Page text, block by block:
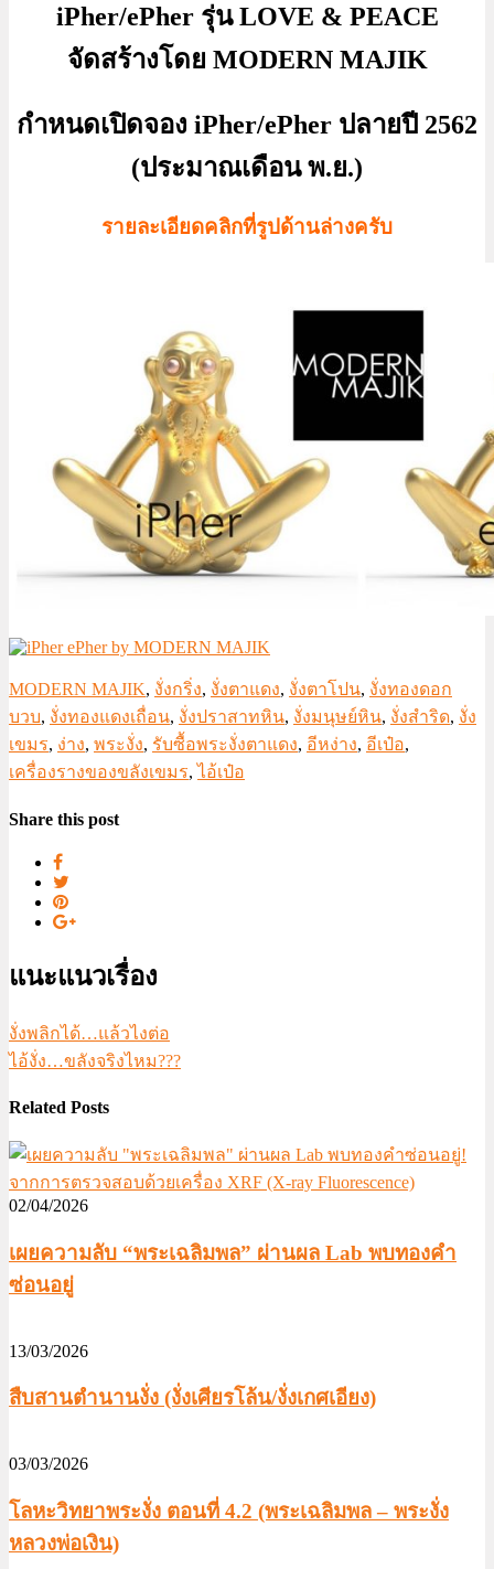
iPher/ePher รุ่น LOVE & PEACE
จัดสร้างโดย MODERN MAJIK
กำหนดเปิดจอง iPher/ePher ปลายปี 2562
(ประมาณเดือน พ.ย.)
รายละเอียดคลิกที่รูปด้านล่างครับ
MODERN MAJIK, งั่งกริ่ง, งั่งตาแดง, งั่งตาโปน, งั่งทองดอก
บวบ, งั่งทองแดงเถื่อน, งั่งปราสาทหิน, งั่งมนุษย์หิน, งั่งสำริด, งั่ง
เขมร, ง่าง, พระงั่ง, รับซื้อพระงั่งตาแดง, อีหง่าง, อีเป๋อ,
เครื่องรางของขลังเขมร,ไอ้เป๋อ
Share this post
แนะแนวเรื่อง
งั่งพลิกได้…แล้วไงต่อ
ไอ้งั่ง…ขลังจริงไหม???
Related Posts
02/04/2026
เผยความลับ “พระเฉลิมพล” ผ่านผล Lab พบทองคำ
ซ่อนอยู่
13/03/2026
สืบสานตำนานงั่ง (งั่งเศียรโล้น/งั่งเกศเอียง)
03/03/2026
โลหะวิทยาพระงั่ง ตอนที่ 4.2 (พระเฉลิมพล – พระงั่ง
หลวงพ่อเงิน)